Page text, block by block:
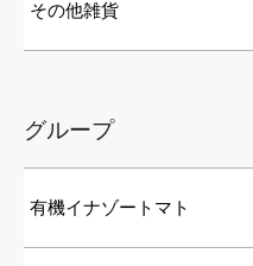
その他雑貨
グループ
有機イナゾートマト